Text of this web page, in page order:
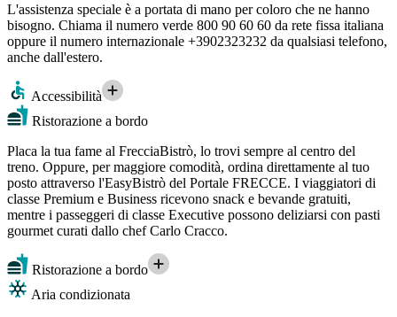
L'assistenza speciale è a portata di mano per coloro che ne hanno
bisogno. Chiama il numero verde 800 90 60 60 da rete fissa italiana
oppure il numero internazionale +3902323232 da qualsiasi telefono,
anche dall'estero.
Accessibilità
Ristorazione a bordo
Placa la tua fame al FrecciaBistrò, lo trovi sempre al centro del
treno. Oppure, per maggiore comodità, ordina direttamente al tuo
posto attraverso l'EasyBistrò del Portale FRECCE. I viaggiatori di
classe Premium e Business ricevono snack e bevande gratuiti,
mentre i passeggeri di classe Executive possono deliziarsi con pasti
gourmet curati dallo chef Carlo Cracco.
Ristorazione a bordo
Aria condizionata